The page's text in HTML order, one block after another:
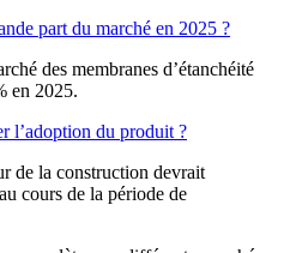
part du marché en 2025 ?
des membranes d’étanchéité
en 2025.
l’adoption du produit ?
de la construction devrait
cours de la période de